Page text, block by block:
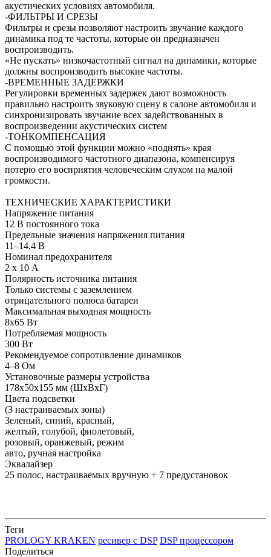
акустических условиях автомобиля.
-ФИЛЬТРЫ И СРЕЗЫ
Фильтры и срезы позволяют настроить звучание каждого
динамика под те частоты, которые он предназначен
воспроизводить.
«Не пускать» низкочастотный сигнал на динамики, которые
должны воспроизводить высокие частоты.
-ВРЕМЕННЫЕ ЗАДЕРЖКИ
Регулировки временных задержек дают возможность
правильно настроить звуковую сцену в салоне автомобиля и
синхронизировать звучание всех задействованных в
воспроизведении акустических систем
-ТОНКОМПЕНСАЦИЯ
С помощью этой функции можно «поднять» края
воспроизводимого частотного диапазона, компенсируя
потерю его восприятия человеческим слухом на малой
громкости.
ТЕХНИЧЕСКИЕ ХАРАКТЕРИСТИКИ
Напряжение питания
12 В постоянного тока
Предельные значения напряжения питания
11–14,4 В
Номинал предохранителя
2 x 10 А
Полярность источника питания
Только системы с заземлением
отрицательного полюса батареи
Максимальная выходная мощность
8x65 Вт
Потребляемая мощность
300 Вт
Рекомендуемое сопротивление динамиков
4–8 Ом
Установочные размеры устройства
178x50x155 мм (ШxВxГ)
Цвета подсветки
(3 настраиваемых зоны)
Зеленый, синий, красный,
желтый, голубой, фиолетовый,
розовый, оранжевый, режим
авто, ручная настройка
Эквалайзер
25 полос, настраиваемых вручную + 7 предустановок
Теги
PROLOGY KRAKEN ресивер с DSP DSP процессором
Поделиться